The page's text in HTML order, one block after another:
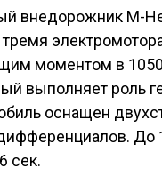
внедорожник M-
тремя
моментом в
выполняет роль
оснащен
До
сек.